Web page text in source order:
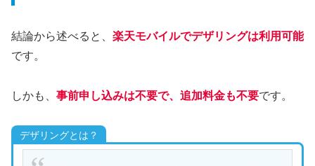
結論から述べると、 楽天モバイルでデザリングは利用可能
です。
しかも、 事前申し込みは不要で、追加料金も不要です。
デザリングとは？